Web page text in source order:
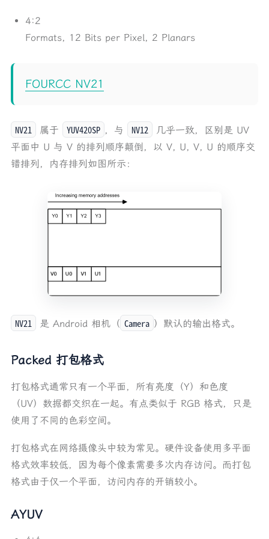
4:2
Formats, 12 Bits per Pixel, 2 Planars
FOURCC NV21
NV21 属于 YUV420SP ，与 NV12
几乎一致，区别是 UV
平面中 U 与 V 的排列顺序颠倒，以 V, U, V, U 的顺序交
错排列，内存排列如图所示：
NV21 是 Android 相机（ Camera ）默认的输出格式。
Packed 打包格式
打包格式通常只有一个平面，所有亮度（Y）和色度
（UV）数据都交织在一起。有点类似于 RGB 格式，只是
使用了不同的色彩空间。
打包格式在网络摄像头中较为常见。硬件设备使用多平面
格式效率较低，因为每个像素需要多次内存访问。而打包
格式由于仅一个平面，访问内存的开销较小。
AYUV